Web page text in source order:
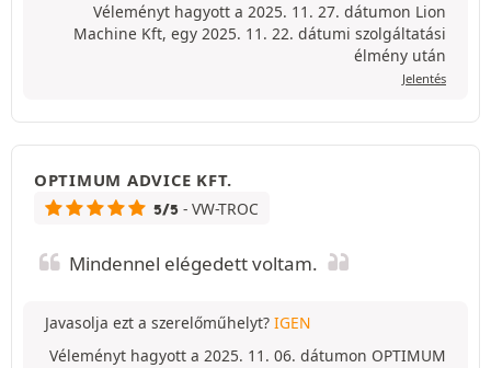
Véleményt hagyott a 2025. 11. 27. dátumon Lion
Machine Kft, egy 2025. 11. 22. dátumi szolgáltatási
élmény után
Jelentés
OPTIMUM ADVICE KFT.
5/5 - VW-TROC
Mindennel elégedett voltam.
Javasolja ezt a szerelőműhelyt? IGEN
Véleményt hagyott a 2025. 11. 06. dátumon OPTIMUM